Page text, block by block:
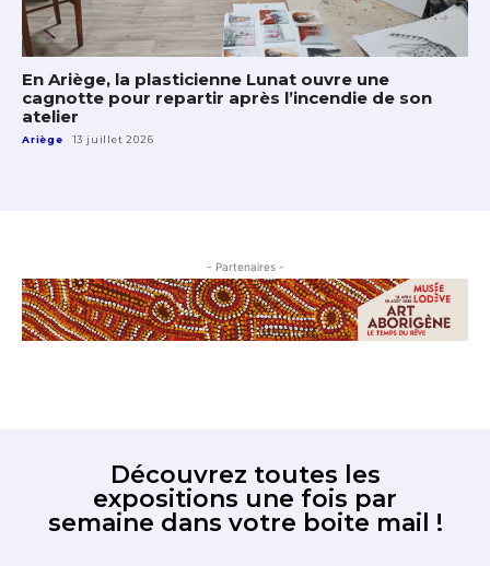
En Ariège, la plasticienne Lunat ouvre une
cagnotte pour repartir après l’incendie de son
atelier
Ariège 13 juillet 2026
- Partenaires -
Découvrez toutes les
expositions une fois par
semaine dans votre boite mail !